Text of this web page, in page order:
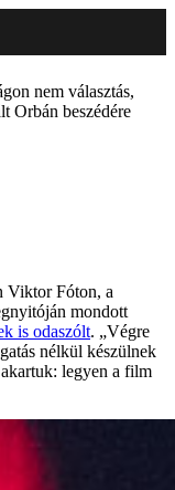
nem választás,
Orbán beszédére
Viktor Fóton, a
mondott
is odaszólt. „Végre
nélkül készülnek
legyen a film